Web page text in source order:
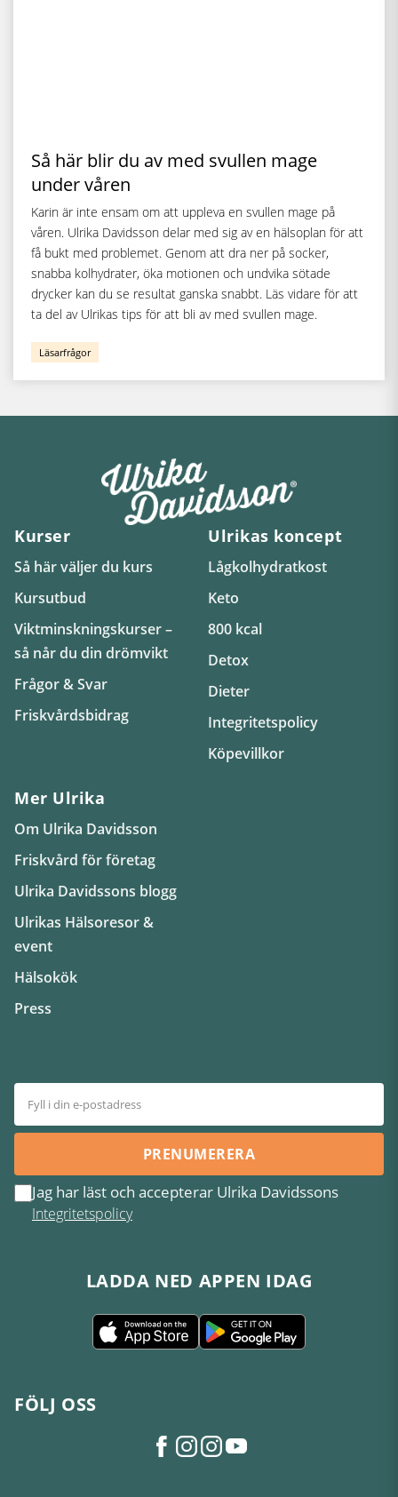
Så här blir du av med svullen mage
under våren
Karin är inte ensam om att uppleva en svullen mage på
våren. Ulrika Davidsson delar med sig av en hälsoplan för att
få bukt med problemet. Genom att dra ner på socker,
snabba kolhydrater, öka motionen och undvika sötade
drycker kan du se resultat ganska snabbt. Läs vidare för att
ta del av Ulrikas tips för att bli av med svullen mage.
Läsarfrågor
Kurser
Så här väljer du kurs
Kursutbud
Viktminskningskurser –
så når du din drömvikt
Frågor & Svar
Friskvårdsbidrag
Ulrikas koncept
Lågkolhydratkost
Keto
800 kcal
Detox
Dieter
Integritetspolicy
Köpevillkor
Mer Ulrika
Om Ulrika Davidsson
Friskvård för företag
Ulrika Davidssons blogg
Ulrikas Hälsoresor &
event
Hälsokök
Press
PRENUMERERA
Jag har läst och accepterar Ulrika Davidssons
Integritetspolicy
LADDA NED APPEN IDAG
FÖLJ OSS